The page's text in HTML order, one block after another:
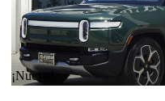
¡Nuevo!